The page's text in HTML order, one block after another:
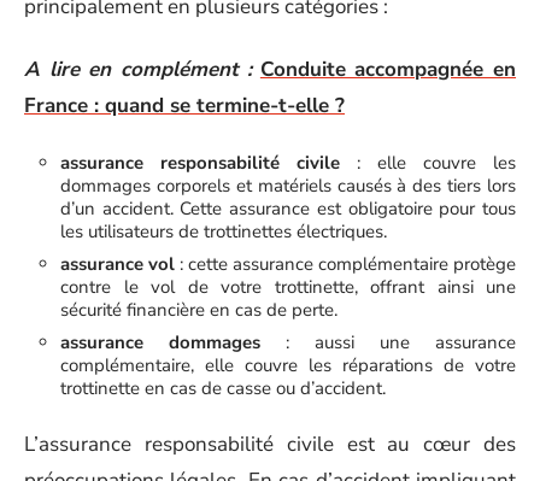
principalement en plusieurs catégories :
A lire en complément : Conduite accompagnée en
France : quand se termine-t-elle ?
assurance responsabilité civile : elle couvre les
dommages corporels et matériels causés à des tiers lors
d’un accident. Cette assurance est obligatoire pour tous
les utilisateurs de trottinettes électriques.
assurance vol : cette assurance complémentaire protège
contre le vol de votre trottinette, offrant ainsi une
sécurité financière en cas de perte.
assurance dommages : aussi une assurance
complémentaire, elle couvre les réparations de votre
trottinette en cas de casse ou d’accident.
L’assurance responsabilité civile est au cœur des